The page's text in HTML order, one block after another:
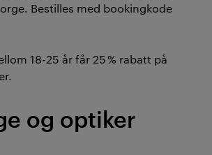
Bestilles med bookingkode
18-25 år får 25 % rabatt på
og optiker